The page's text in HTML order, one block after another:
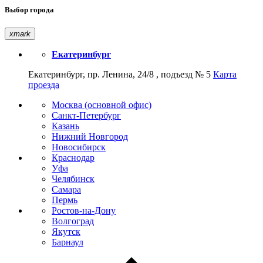
Выбор города
xmark
Екатеринбург
Екатеринбург, пр. Ленина, 24/8 , подъезд № 5 Карта
проезда
Москва (основной офис)
Санкт-Петербург
Казань
Нижний Новгород
Новосибирск
Краснодар
Уфа
Челябинск
Самара
Пермь
Ростов-на-Дону
Волгоград
Якутск
Барнаул